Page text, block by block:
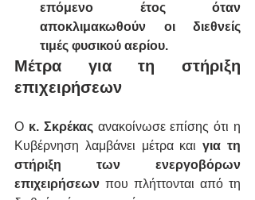
επόμενο έτος όταν
αποκλιμακωθούν οι διεθνείς
τιμές φυσικού αερίου.
Μέτρα για τη στήριξη
επιχειρήσεων
Ο κ. Σκρέκας ανακοίνωσε επίσης ότι η
Κυβέρνηση λαμβάνει μέτρα και για τη
στήριξη των ενεργοβόρων
επιχειρήσεων που πλήττονται από τη